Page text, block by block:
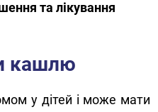
та лікування
кашлю
у дітей і може мати